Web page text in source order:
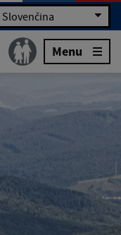
Slovenčina
Menu